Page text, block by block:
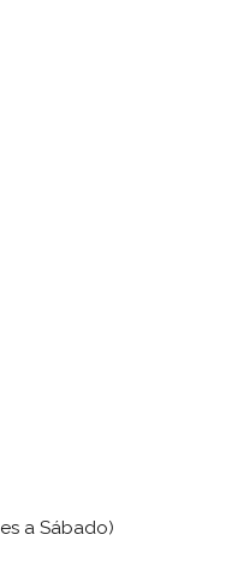
a Sábado)